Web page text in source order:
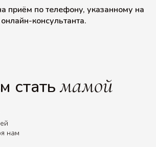
приём по телефону, указанному на
консультанта.
статьмамой
нам